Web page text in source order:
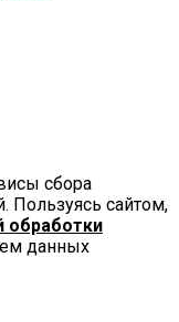
сбора
Пользуясь сайтом,
обработки
данных